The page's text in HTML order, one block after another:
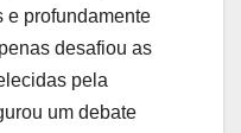
e profundamente
desafiou as
pela
um debate